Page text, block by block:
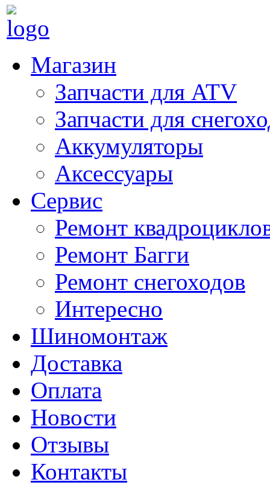
Магазин
Запчасти для ATV
Запчасти для
Аккумуляторы
Аксессуары
Сервис
Ремонт
Ремонт Багги
Ремонт снегоходов
Интересно
Шиномонтаж
Доставка
Оплата
Новости
Отзывы
Контакты